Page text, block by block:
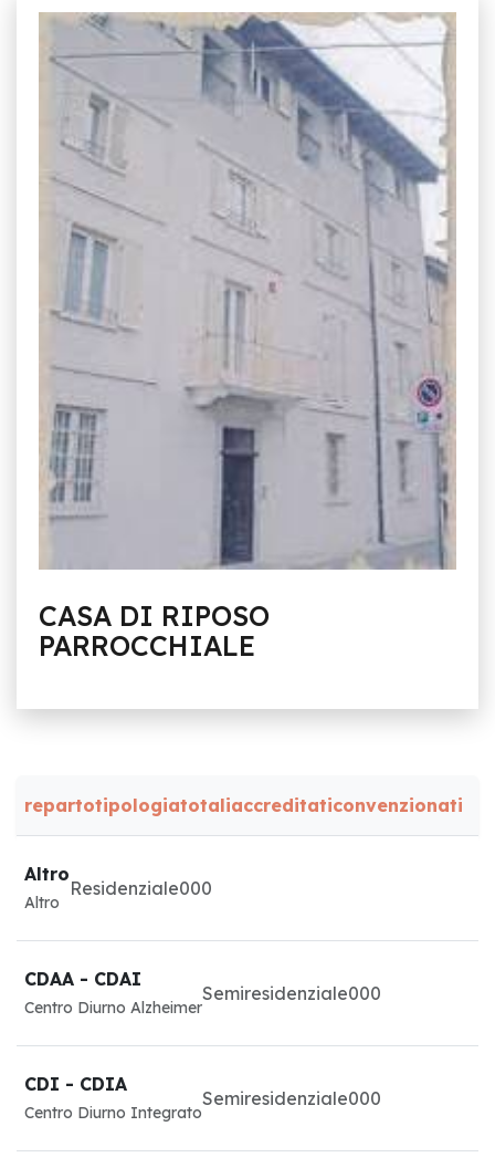
CASA DI RIPOSO
PARROCCHIALE
repartotipologiatotaliaccreditaticonvenzionati
Altro
Altro
Residenziale000
CDAA - CDAI
Centro Diurno Alzheimer
Semiresidenziale000
CDI - CDIA
Centro Diurno Integrato
Semiresidenziale000